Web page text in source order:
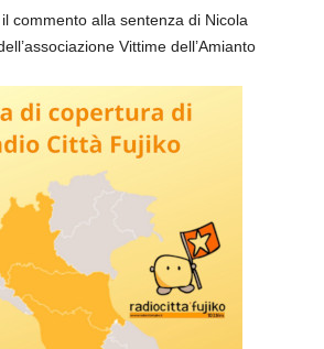
commento alla sentenza di Nicola
Vittime dell’Amianto